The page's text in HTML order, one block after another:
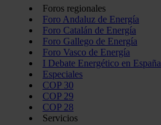
Foros regionales
Foro Andaluz de Energía
Foro Catalán de Energía
Foro Gallego de Energía
Foro Vasco de Energía
I Debate Energético en España
Especiales
COP 30
COP 29
COP 28
Servicios